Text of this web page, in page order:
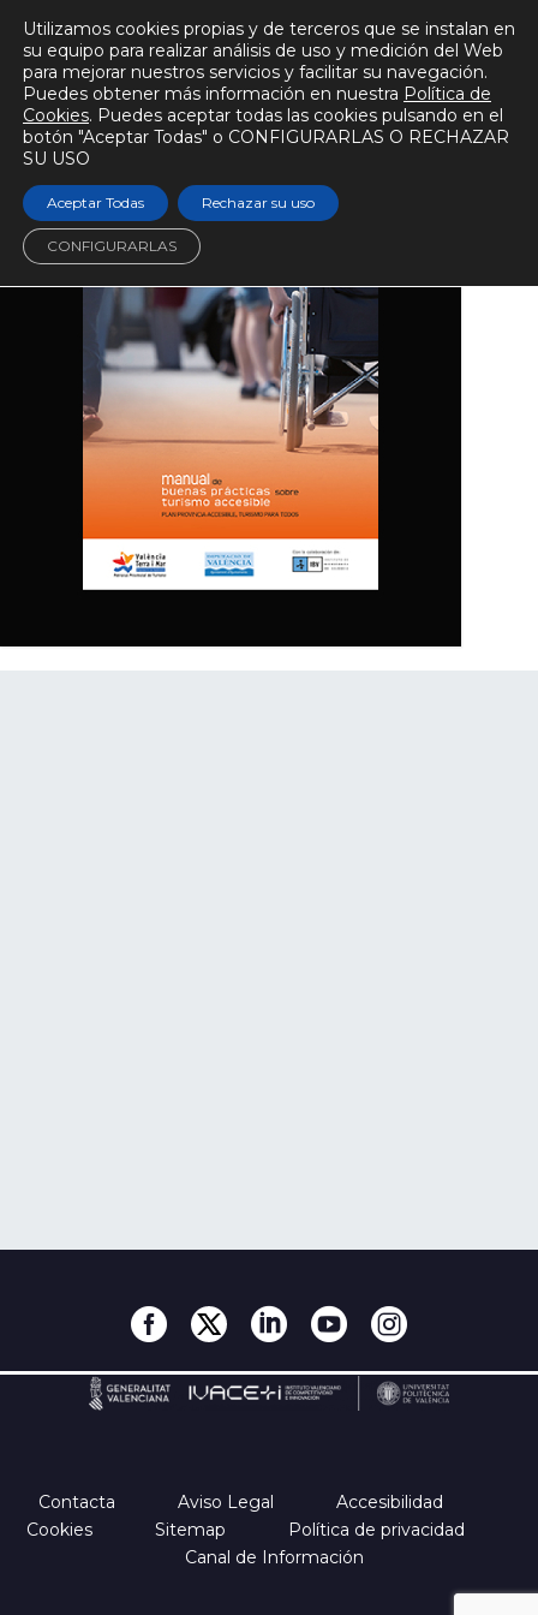
Turismo y ocio
Contacta Aviso Legal
Accesibilidad
Cookies
Sitemap
Política de privacidad
Canal de Información
Utilizamos cookies propias y de terceros que se instalan en
su equipo para realizar análisis de uso y medición del Web
para mejorar nuestros servicios y facilitar su navegación.
Puedes obtener más información en nuestra Política de
Cookies. Puedes aceptar todas las cookies pulsando en el
botón "Aceptar Todas" o CONFIGURARLAS O RECHAZAR
SU USO
Aceptar Todas Rechazar su uso
CONFIGURARLAS